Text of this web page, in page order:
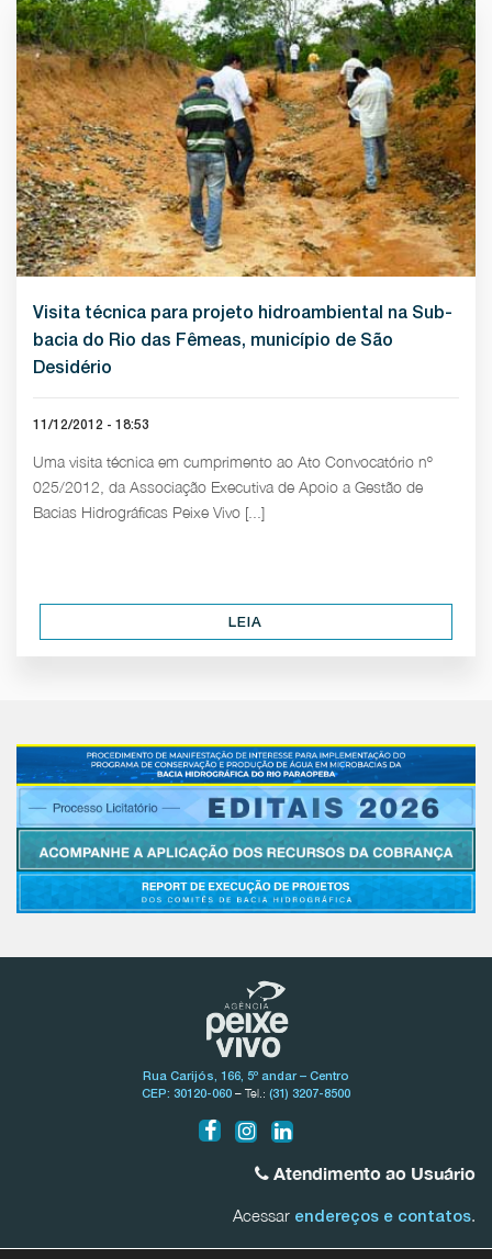
Visita técnica para projeto hidroambiental na Sub-
bacia do Rio das Fêmeas, município de São
Desidério
11/12/2012 - 18:53
Uma visita técnica em cumprimento ao Ato Convocatório nº
025/2012, da Associação Executiva de Apoio a Gestão de
Bacias Hidrográficas Peixe Vivo [...]
LEIA
Rua Carijós, 166, 5º andar – Centro
CEP: 30120-060 – Tel.: (31) 3207-8500
Atendimento ao Usuário
Acessar endereços e contatos.